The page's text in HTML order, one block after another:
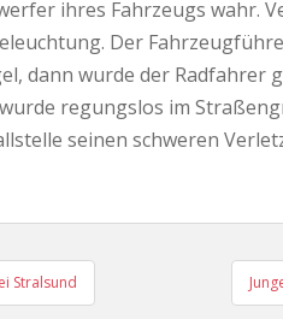
ihres Fahrzeugs wahr.
Der
dann wurde der Radfahrer
regungslos im
seinen schweren
Stralsund